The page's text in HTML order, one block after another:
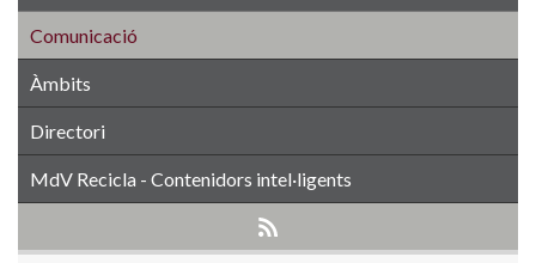
Comunicació
Àmbits
Directori
MdV Recicla - Contenidors intel·ligents